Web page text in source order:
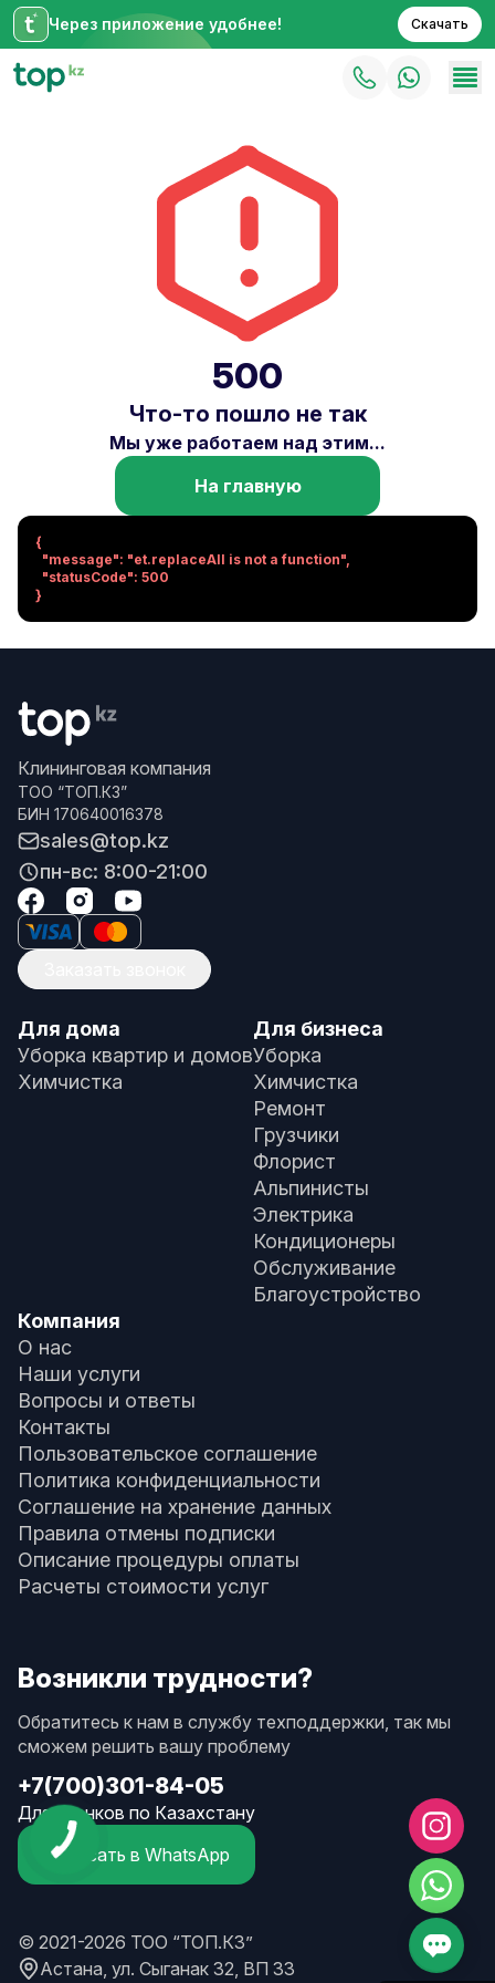
Через приложение удобнее! Скачать
500
Что-то пошло не так
Мы уже работаем над этим...
На главную
{
}
Клининговая компания
ТОО “ТОП.КЗ”
БИН 170640016378
sales@top.kz
пн-вс: 8:00-21:00
Для дома
Уборка квартир и домов
Химчистка
Для бизнеса
Уборка
Химчистка
Ремонт
Грузчики
Флорист
Альпинисты
Электрика
Кондиционеры
Обслуживание
Благоустройство
Компания
О нас
Наши услуги
Вопросы и ответы
Контакты
Пользовательское соглашение
Политика конфиденциальности
Соглашение на хранение данных
Правила отмены подписки
Описание процедуры оплаты
Расчеты стоимости услуг
Возникли трудности?
Обратитесь к нам в службу техподдержки, так мы
сможем решить вашу проблему
+7(700)301-84-05
Для звонков по Казахстану
Написать в WhatsApp
© 2021-2026 ТОО “ТОП.КЗ”
Астана, ул. Сыганак 32, ВП 33